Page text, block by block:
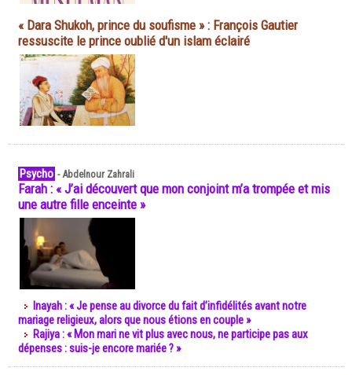
« Dara Shukoh, prince du soufisme » : François Gautier
ressuscite le prince oublié d'un islam éclairé
Psycho -Abdelnour Zahrali
Farah : « J’ai découvert que mon conjoint m’a trompée et mis
une autre fille enceinte »
Inayah : « Je pense au divorce du fait d’infidélités avant notre
mariage religieux, alors que nous étions en couple »
Rajiya : « Mon mari ne vit plus avec nous, ne participe pas aux
dépenses : suis-je encore mariée ? »